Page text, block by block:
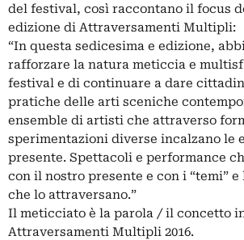
del festival, così raccontano il focus
edizione di Attraversamenti Multipli:
“In questa sedicesima e edizione,
rafforzare la natura meticcia e
festival e di continuare a dare
pratiche delle arti sceniche
ensemble di artisti che attraverso
sperimentazioni diverse incalzano le
presente. Spettacoli e performance
con il nostro presente e con i “temi”
che lo attraversano.”
Il meticciato è la parola / il concetto
Attraversamenti Multipli 2016.